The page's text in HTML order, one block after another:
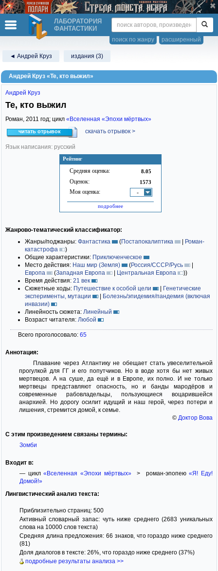
ЛАБОРАТОРИЯ
ФАНТАСТИКИ
расширенный
поиск по жанру
◄ Андрей Круз издания (3)
Андрей Круз «Те, кто выжил»
Рейтинг
Средняя оценка: 8.05
Оценок: 1573
Моя оценка: -
подробнее
Андрей Круз
Те, кто выжил
Роман, 2011 год; цикл «Вселенная «Эпохи мёртвых»
читать отрывок скачать отрывок >
Язык написания: русский
Жанрово-тематический классификатор:
Жанры/поджанры: Фантастика (Постапокалиптика | Роман-
катастрофа
)
Общие характеристики: Приключенческое
Место действия: Наш мир (Земля) (Россия/СССР/Русь
|
Европа
(Западная Европа | Центральная Европа ))
Время действия: 21 век
Сюжетные ходы: Путешествие к особой цели | Генетические
эксперименты, мутации
| Болезнь/эпидемия/пандемия (включая
инвазии)
Линейность сюжета: Линейный
Возраст читателя: Любой
Всего проголосовало: 65
Аннотация:
Плавание через Атлантику не обещает стать увеселительной
прогулкой для ГГ и его попутчиков. Но в воде хотя бы нет живых
мертвецов. А на суше, да ещё и в Европе, их полно. И не только
мертвецы представляют опасность, но и банды мародёров и
современные рабовладельцы, пользующиеся воцарившейся
анархией. Но дорогу осилит идущий и наш герой, через потери и
лишения, стремится домой, к семье.
© Доктор Вова
С этим произведением связаны термины:
Зомби
Входит в:
— цикл«Вселенная «Эпохи мёртвых»> роман-эпопею«Я! Еду!
Домой!»
Лингвистический анализ текста:
Приблизительно страниц: 500
Активный словарный запас: чуть ниже среднего (2683 уникальных
слова на 10000 слов текста)
Средняя длина предложения: 66 знаков, что гораздо ниже среднего
(81)
Доля диалогов в тексте: 26%, что гораздо ниже среднего (37%)
подробные результаты анализа >>